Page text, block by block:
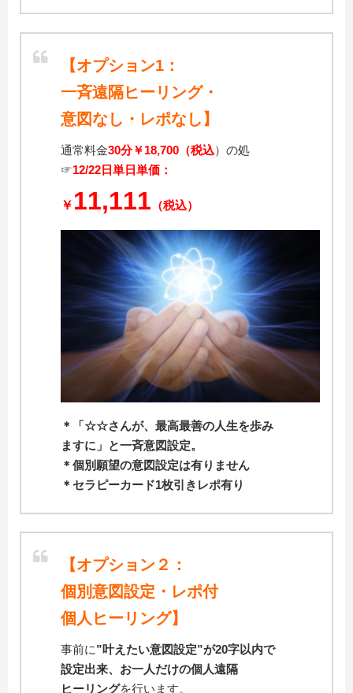
【オプション1：
一斉遠隔ヒーリング・
意図なし・レポなし】
通常料金30分￥18,700（税込）の処
☞12/22 日単日単価：
￥ 11,111 （税込）
＊「☆☆さんが、最高最善の人生を歩み
ますに」と一斉意図設定。
＊個別願望の意図設定は有りません
＊セラピーカード1枚引きレポ有り
【オプション２：
個別意図設定・レポ付
個人ヒーリング】
事前に”叶えたい意図設定”が20字以内で
設定出来、お一人だけの個人遠隔
ヒーリングを行います。